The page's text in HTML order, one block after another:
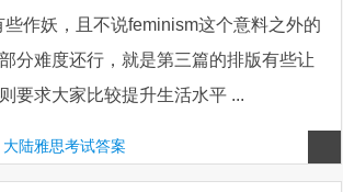
作妖，且不说feminism这个意料之外的
分难度还行，就是第三篇的排版有些让
要求大家比较提升生活水平 ...
大陆雅思考试答案
more